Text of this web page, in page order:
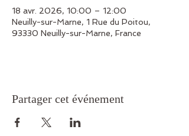
18 avr. 2026, 10:00 – 12:00
Neuilly-sur-Marne, 1 Rue du Poitou,
93330 Neuilly-sur-Marne, France
Partager cet événement